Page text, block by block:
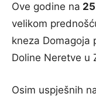
Ove godine na
velikom
kneza Domagoja
Doline Neretve u
Osim uspješnih